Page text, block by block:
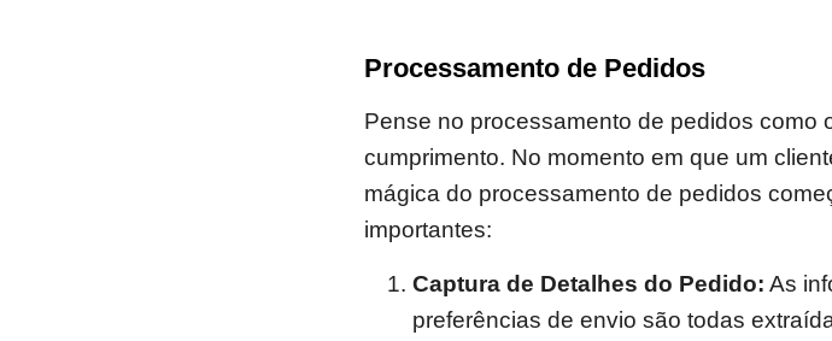
Processamento de Pedidos
Pense no processamento de pedidos como
cumprimento. No momento em que um
mágica do processamento de pedidos
importantes:
Captura de Detalhes do Pedido: As
preferências de envio são todas